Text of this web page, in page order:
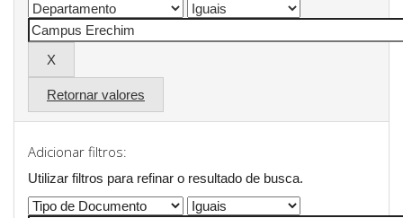
Retornar valores
Adicionar filtros:
Utilizar filtros para refinar o resultado de busca.